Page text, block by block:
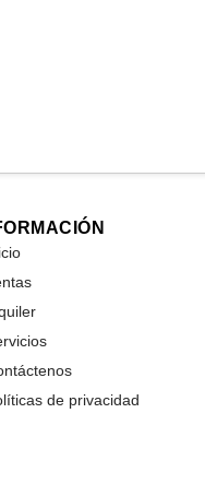
de privacidad